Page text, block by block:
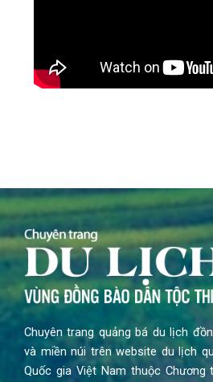
Chuyên trang quảng bá du lịch
và miền núi trên website du lịch
Quốc gia Việt Nam thuộc